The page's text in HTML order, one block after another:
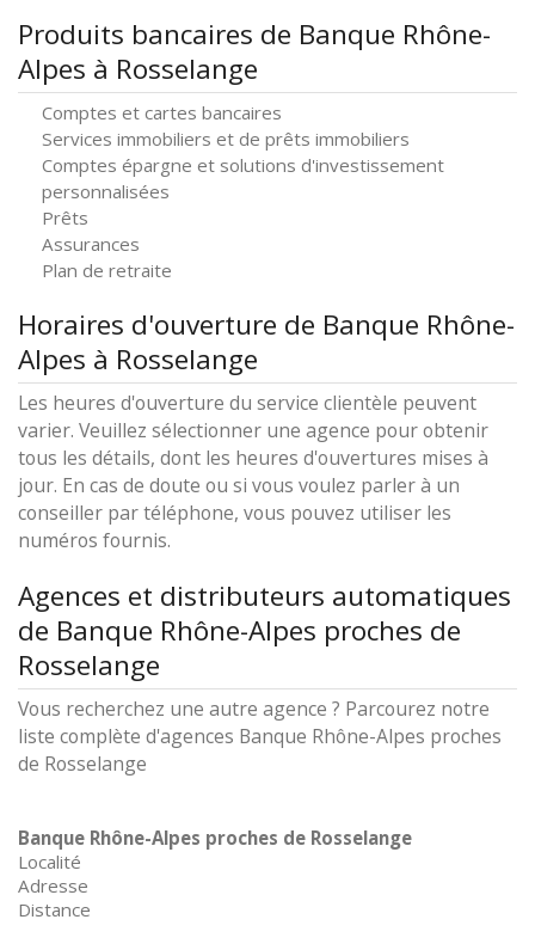
Produits bancaires de Banque Rhône-
Alpes à Rosselange
Comptes et cartes bancaires
Services immobiliers et de prêts immobiliers
Comptes épargne et solutions d'investissement
personnalisées
Prêts
Assurances
Plan de retraite
Horaires d'ouverture de Banque Rhône-
Alpes à Rosselange
Les heures d'ouverture du service clientèle peuvent
varier. Veuillez sélectionner une agence pour obtenir
tous les détails, dont les heures d'ouvertures mises à
jour. En cas de doute ou si vous voulez parler à un
conseiller par téléphone, vous pouvez utiliser les
numéros fournis.
Agences et distributeurs automatiques
de Banque Rhône-Alpes proches de
Rosselange
Vous recherchez une autre agence ? Parcourez notre
liste complète d'agences Banque Rhône-Alpes proches
de Rosselange
Banque Rhône-Alpes proches de Rosselange
Localité
Adresse
Distance